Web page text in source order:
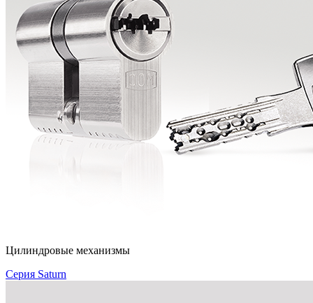
Цилиндровые механизмы
Серия Saturn